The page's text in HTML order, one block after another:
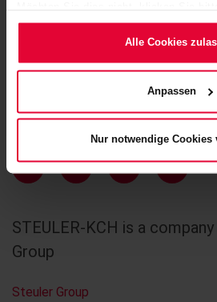
Cookies verwenden". Mehr dazu
die Einwilligungserklärung zu ändern
Website) bzw. der
Alle Cookies
Anpassen
Nur notwendige Cookies
STEULER-KCH is a
Group
Steuler Group